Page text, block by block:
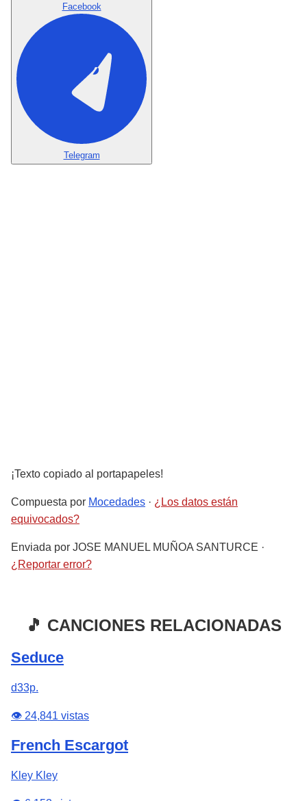
Facebook
Telegram
¡Texto copiado al portapapeles!
Compuesta por Mocedades · ¿Los datos están
equivocados?
Enviada por JOSE MANUEL MUÑOA SANTURCE ·
¿Reportar error?
🎵 CANCIONES RELACIONADAS
Seduce
d33p.
👁️ 24,841 vistas
French Escargot
Kley Kley